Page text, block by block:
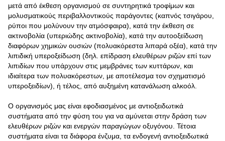
μετά από έκθεση οργανισμού σε συντηρητικά τροφίμων και
μολυσματικούς περιβαλλοντικούς παράγοντες (καπνός τσιγάρου,
ρύποι που μολύνουν την ατμόσφαιρα), κατά την έκθεση σε
ακτινοβολία (υπεριώδης ακτινοβολία), κατά την αυτοοξείδωση
διαφόρων χημικών ουσιών (πολυακόρεστα λιπαρά οξέα), κατά την
λιπιδική υπεροξείδωση (δηλ. επίδραση ελευθέρων ριζών επί των
λιπιδίων που υπάρχουν στις μεμβράνες των κυττάρων, και
ιδιαίτερα των πολυακόρεστων, με αποτέλεσμα τον σχηματισμό
υπεροξειδίων), ή τέλος, από αυξημένη κατανάλωση αλκοόλ.
O οργανισμός μας είναι εφοδιασμένος με αντιοξειδωτικά
συστήματα από την φύση του για να αμύνεται στην δράση των
ελευθέρων ριζών και ενεργών παραγώγων οξυγόνου. Τέτοια
συστήματα είναι τα διάφορα ένζυμα, τα ενδογενή αντιοξειδωτικά